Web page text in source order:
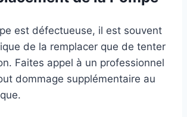
est défectueuse, il est souvent
de la remplacer que de tenter
Faites appel à un professionnel
dommage supplémentaire au